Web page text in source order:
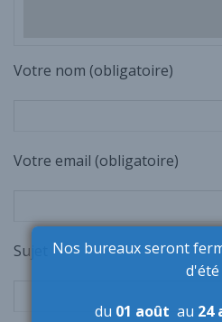
Votre nom (obligatoire)
Votre email (obligatoire)
Sujet
Nos bureaux seront
d'été
du 01 août au 24